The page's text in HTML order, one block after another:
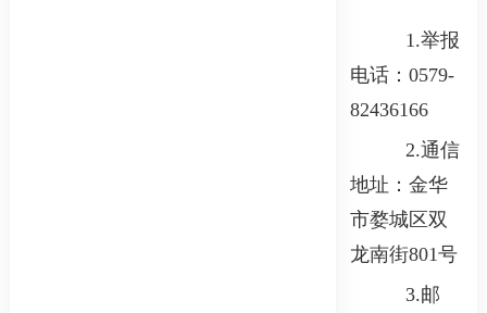
1.举报
电话：0579-
82436166
2.通信
地址：金华
市婺城区双
龙南街801号
3.邮